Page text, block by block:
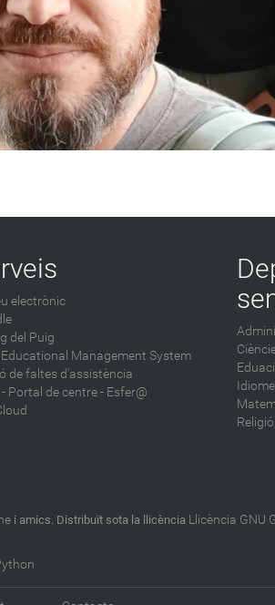
electrònic
del Puig
Educational Management System
de faltes d'assistència
- Portal de centre - Esfer@
Religió,
i amics. Distribuït sota la llicència Llicència GNU